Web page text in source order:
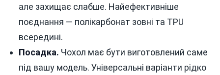
але захищає слабше. Найефективніше
поєднання — полікарбонат зовні та TPU
всередині.
Посадка. Чохол має бути виготовлений саме
під вашу модель. Універсальні варіанти рідко